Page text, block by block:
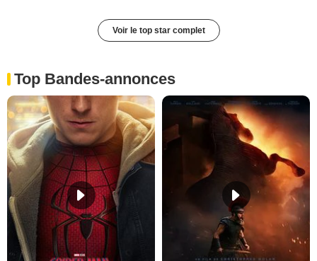
Voir le top star complet
Top Bandes-annonces